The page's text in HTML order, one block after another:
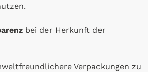
bei der Herkunft der
Verpackungen zu